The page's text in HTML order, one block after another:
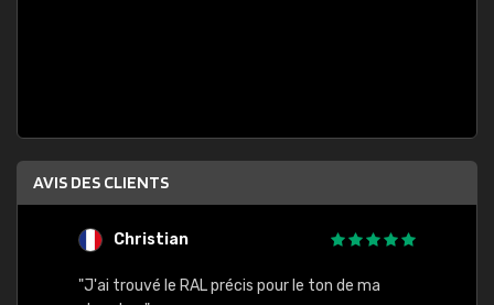
AVIS DES CLIENTS
Christian
"J'ai trouvé le RAL précis pour le ton de ma